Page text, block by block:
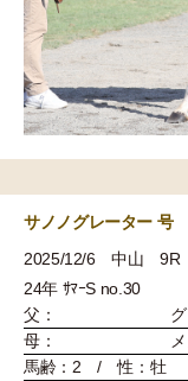
サノノグレーター 号
2025/12/6 中山
24年 ｻﾏｰS no.30
父：
母：
馬齢：2 / 性：牡